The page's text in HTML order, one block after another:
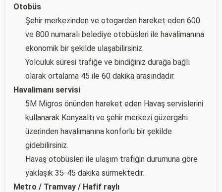
Otobüs
Şehir merkezinden ve otogardan hareket eden 600
ve 800 numaralı belediye otobüsleri ile havalimanına
ekonomik bir şekilde ulaşabilirsiniz.
Yolculuk süresi trafiğe ve bindiğiniz durağa bağlı
olarak ortalama 45 ile 60 dakika arasındadır.
Havalimanı servisi
5M Migros önünden hareket eden Havaş servislerini
kullanarak Konyaaltı ve şehir merkezi güzergahı
üzerinden havalimanına konforlu bir şekilde
gidebilirsiniz.
Havaş otobüsleri ile ulaşım trafiğin durumuna göre
yaklaşık 35-45 dakika sürmektedir.
Metro / Tramvay / Hafif raylı